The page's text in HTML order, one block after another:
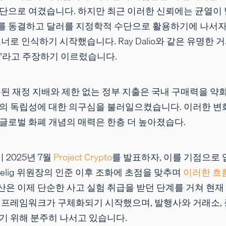
으로 여겼습니다. 하지만 최근 이러한 신뢰에는 균열
동결하고 달러를 지정학적 수단으로 활용하기에 나서
로 인식하기 시작했습니다. Ray Dalio와 같은 유명한
고 주장하기 이르렀습니다.
재정 지배와 제한 없는 정부 지출은 국내 구매력을 약
독립성에 대한 의구심을 불러일으켰습니다. 이러한 변
로벌 화폐 개념의 매력은 한층 더 높아졌습다.
2025년 7월 Project Crypto를 발표하자, 이를 기점으로
위원장의 인준 이후 조화에 초점을 맞추며 이러한 흐
은 이제 단순한 사고 실험 취급을 받던 단계를 거쳐 현
레임워크가 구체화되기 시작했으며, 발행사와 거래소
위해 분주히 나서고 있습니다.